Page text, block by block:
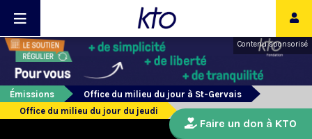
Contenu sponsorisé
Émissions
Office du milieu du jour à St-Gervais
Office du milieu du jour du jeudi
Faire un don à KTO